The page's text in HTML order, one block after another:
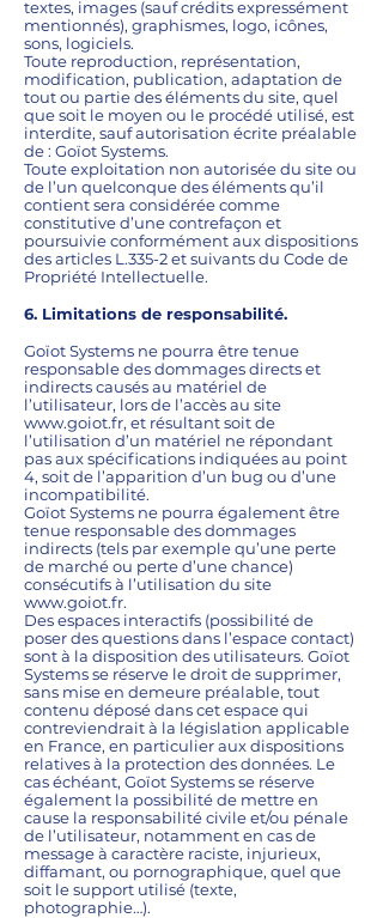
textes, images (sauf crédits expressément
mentionnés), graphismes, logo, icônes,
sons, logiciels.
Toute reproduction, représentation,
modification, publication, adaptation de
tout ou partie des éléments du site, quel
que soit le moyen ou le procédé utilisé, est
interdite, sauf autorisation écrite préalable
de : Goïot Systems.
Toute exploitation non autorisée du site ou
de l’un quelconque des éléments qu’il
contient sera considérée comme
constitutive d’une contrefaçon et
poursuivie conformément aux dispositions
des articles L.335-2 et suivants du Code de
Propriété Intellectuelle.
6. Limitations de responsabilité.
Goïot Systems ne pourra être tenue
responsable des dommages directs et
indirects causés au matériel de
l’utilisateur, lors de l’accès au site
www.goiot.fr, et résultant soit de
l’utilisation d’un matériel ne répondant
pas aux spécifications indiquées au point
4, soit de l’apparition d’un bug ou d’une
incompatibilité.
Goïot Systems ne pourra également être
tenue responsable des dommages
indirects (tels par exemple qu’une perte
de marché ou perte d’une chance)
consécutifs à l’utilisation du site
www.goiot.fr.
Des espaces interactifs (possibilité de
poser des questions dans l’espace contact)
sont à la disposition des utilisateurs. Goïot
Systems se réserve le droit de supprimer,
sans mise en demeure préalable, tout
contenu déposé dans cet espace qui
contreviendrait à la législation applicable
en France, en particulier aux dispositions
relatives à la protection des données. Le
cas échéant, Goïot Systems se réserve
également la possibilité de mettre en
cause la responsabilité civile et/ou pénale
de l’utilisateur, notamment en cas de
message à caractère raciste, injurieux,
diffamant, ou pornographique, quel que
soit le support utilisé (texte,
photographie…).